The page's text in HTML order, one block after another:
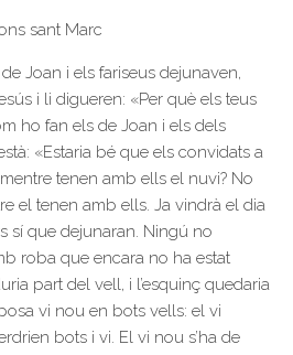
sant Marc
Joan i els fariseus dejunaven,
i li digueren: «Per què els teus
ho fan els de Joan i els dels
«Estaria bé que els convidats a
tenen amb ells el nuvi? No
el tenen amb ells. Ja vindrà el dia
sí que dejunaran. Ningú no
roba que encara no ha estat
part del vell, i l’esquinç quedaria
vi nou en bots vells: el vi
bots i vi. El vi nou s’ha de